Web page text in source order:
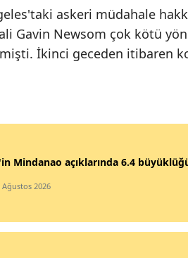
askeri müdahale
Gavin Newsom çok kötü
İkinci geceden itibaren
Mindanao açıklarında 6.4
Ağustos 2026